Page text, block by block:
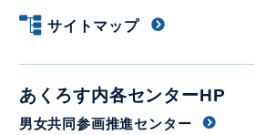
サイトマップ
あくろす内各センターHP
男女共同参画推進センター